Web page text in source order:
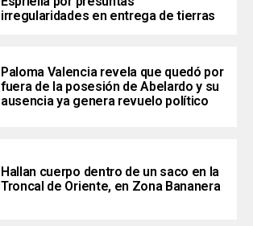
irregularidades en entrega de tierras
Paloma Valencia revela que quedó por
fuera de la posesión de Abelardo y su
ausencia ya genera revuelo político
Hallan cuerpo dentro de un saco en la
Troncal de Oriente, en Zona Bananera